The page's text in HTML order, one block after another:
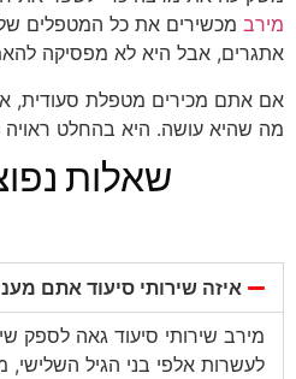
מירב מכשירים את כל המטפלים
אתגרים, אבל היא לא מפסיקה
אם אתם מכירים מטפלת סעודית,
מה שהיא עושה. היא בהחלט ראויה
שאלות
איזה שירותי סיעוד אתם
מירב שירותי סיעוד גאה לספק
לעשרות אלפי בני הגיל השלישי,